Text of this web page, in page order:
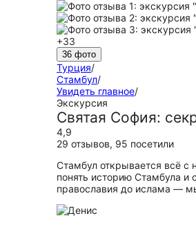
+33
36 фото
Турция/
Стамбул/
Увидеть главное/
Экскурсия
Святая София:
4,9
29 отзывов, 95 посетили
Стамбул открывается всё с
понять историю Стамбула
православия до ислама —